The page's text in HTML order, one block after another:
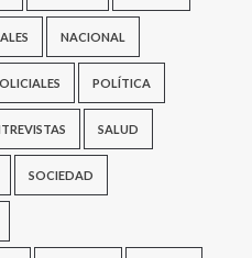
NACIONAL
POLÍTICA
SALUD
SOCIEDAD